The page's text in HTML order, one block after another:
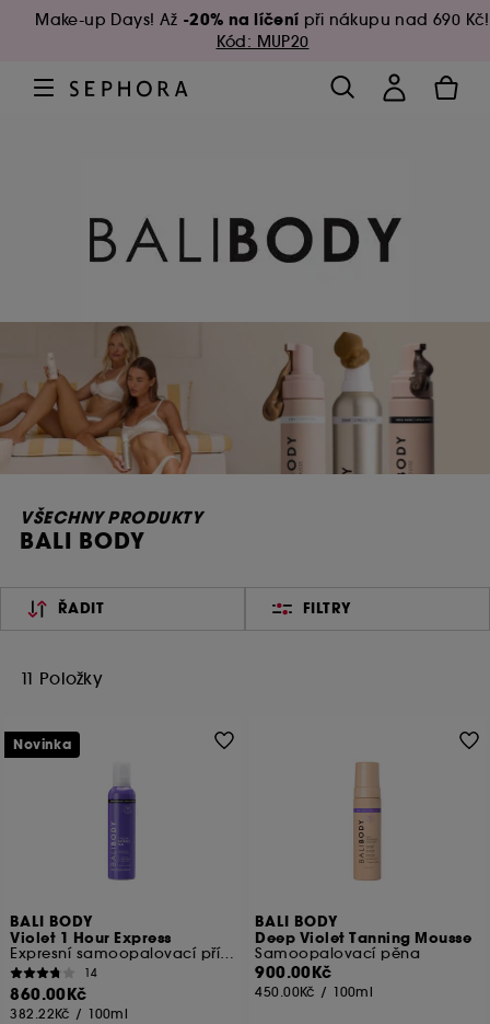
Make-up Days! Až -20% na líčení při nákupu nad 690 Kč!
Kód: MUP20
VŠECHNY PRODUKTY
BALI BODY
ŘADIT FILTRY
11 Položky
BALI BODY
Violet 1 Hour Express
Expresní samoopalovací přípravek
14
860.00Kč
382.22Kč / 100ml
Novinka
BALI BODY
Deep Violet Tanning Mousse
Samoopalovací pěna
900.00Kč
450.00Kč / 100ml